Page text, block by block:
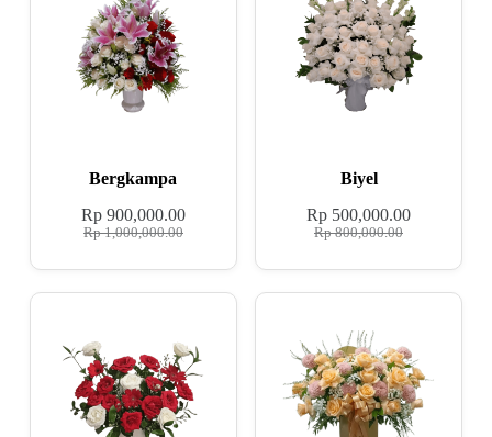
Bergkampa
Rp1,000,000.00
Rp900,000.00
Biyel
Rp800,000.00
Rp 500,000.00